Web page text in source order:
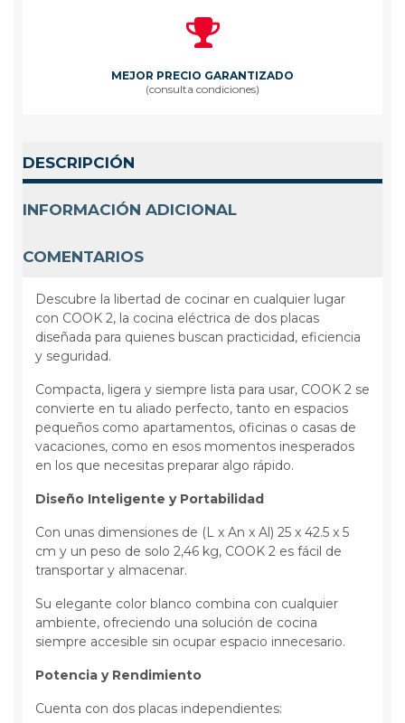
MEJOR PRECIO GARANTIZADO
(consulta condiciones)
DESCRIPCIÓN
INFORMACIÓN ADICIONAL
COMENTARIOS
Descubre la libertad de cocinar en cualquier lugar
con COOK 2, la cocina eléctrica de dos placas
diseñada para quienes buscan practicidad, eficiencia
y seguridad.
Compacta, ligera y siempre lista para usar, COOK 2 se
convierte en tu aliado perfecto, tanto en espacios
pequeños como apartamentos, oficinas o casas de
vacaciones, como en esos momentos inesperados
en los que necesitas preparar algo rápido.
Diseño Inteligente y Portabilidad
Con unas dimensiones de (L x An x Al) 25 x 42.5 x 5
cm y un peso de solo 2,46 kg, COOK 2 es fácil de
transportar y almacenar.
Su elegante color blanco combina con cualquier
ambiente, ofreciendo una solución de cocina
siempre accesible sin ocupar espacio innecesario.
Potencia y Rendimiento
Cuenta con dos placas independientes: